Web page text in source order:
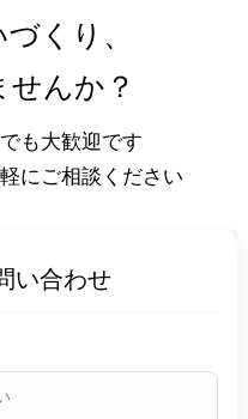
くり、
んか？
も大歓迎です
にご相談ください
い合わせ